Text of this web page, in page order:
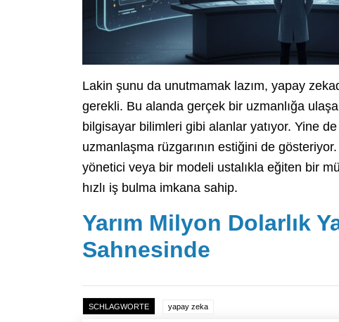
Lakin şunu da unutmamak lazım, yapay
gerekli. Bu alanda gerçek bir uzmanlığa
bilgisayar bilimleri gibi alanlar yatıyor. Yine
uzmanlaşma rüzgarının estiğini de
yönetici veya bir modeli ustalıkla eğiten bir
hızlı iş bulma imkana sahip.
Yarım Milyon Dolarlık
Sahnesinde
SCHLAGWORTE yapay zeka